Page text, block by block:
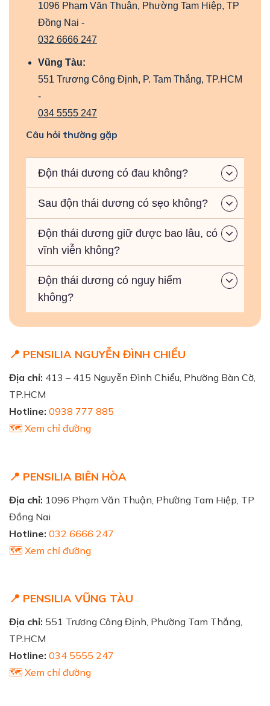
1096 Phạm Văn Thuận, Phường Tam Hiệp, TP
Đồng Nai -
032 6666 247
Vũng Tàu:
551 Trương Công Định, P. Tam Thắng, TP.HCM
-
034 5555 247
Câu hỏi thường gặp
Độn thái dương có đau không?
Sau độn thái dương có sẹo không?
Độn thái dương giữ được bao lâu, có
vĩnh viễn không?
Độn thái dương có nguy hiểm
không?
📍 PENSILIA NGUYỄN ĐÌNH CHIỂU
Địa chỉ: 413 – 415 Nguyễn Đình Chiểu, Phường Bàn Cờ,
TP.HCM
Hotline: 0938 777 885
🗺️ Xem chỉ đường
📍 PENSILIA BIÊN HÒA
Địa chỉ: 1096 Phạm Văn Thuận, Phường Tam Hiệp, TP
Đồng Nai
Hotline: 032 6666 247
🗺️ Xem chỉ đường
📍 PENSILIA VŨNG TÀU
Địa chỉ: 551 Trương Công Định, Phường Tam Thắng,
TP.HCM
Hotline: 034 5555 247
🗺️ Xem chỉ đường